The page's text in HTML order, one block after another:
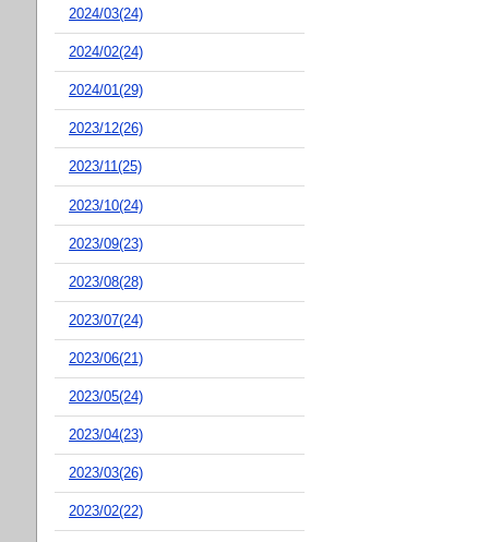
2024/03(24)
2024/02(24)
2024/01(29)
2023/12(26)
2023/11(25)
2023/10(24)
2023/09(23)
2023/08(28)
2023/07(24)
2023/06(21)
2023/05(24)
2023/04(23)
2023/03(26)
2023/02(22)